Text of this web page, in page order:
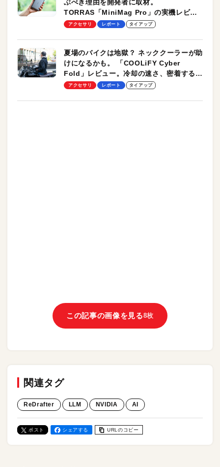
ぶべき理由を開発者に取材。
TORRAS「MiniMag Pro」の実機レビュ
ーも
アクセサリ レポート タイアップ
夏場のバイクは地獄？ ネッククーラーが助
けになるかも。 「COOLiFY Cyber
Fold」レビュー。冷却の速さ、密着する冷
却プレート、シンプルな操作性がグッド！
アクセサリ レポート タイアップ
この記事の画像を見る8枚
関連タグ
ReDrafter LLM NVIDIA AI
ポスト シェアする URLのコピー